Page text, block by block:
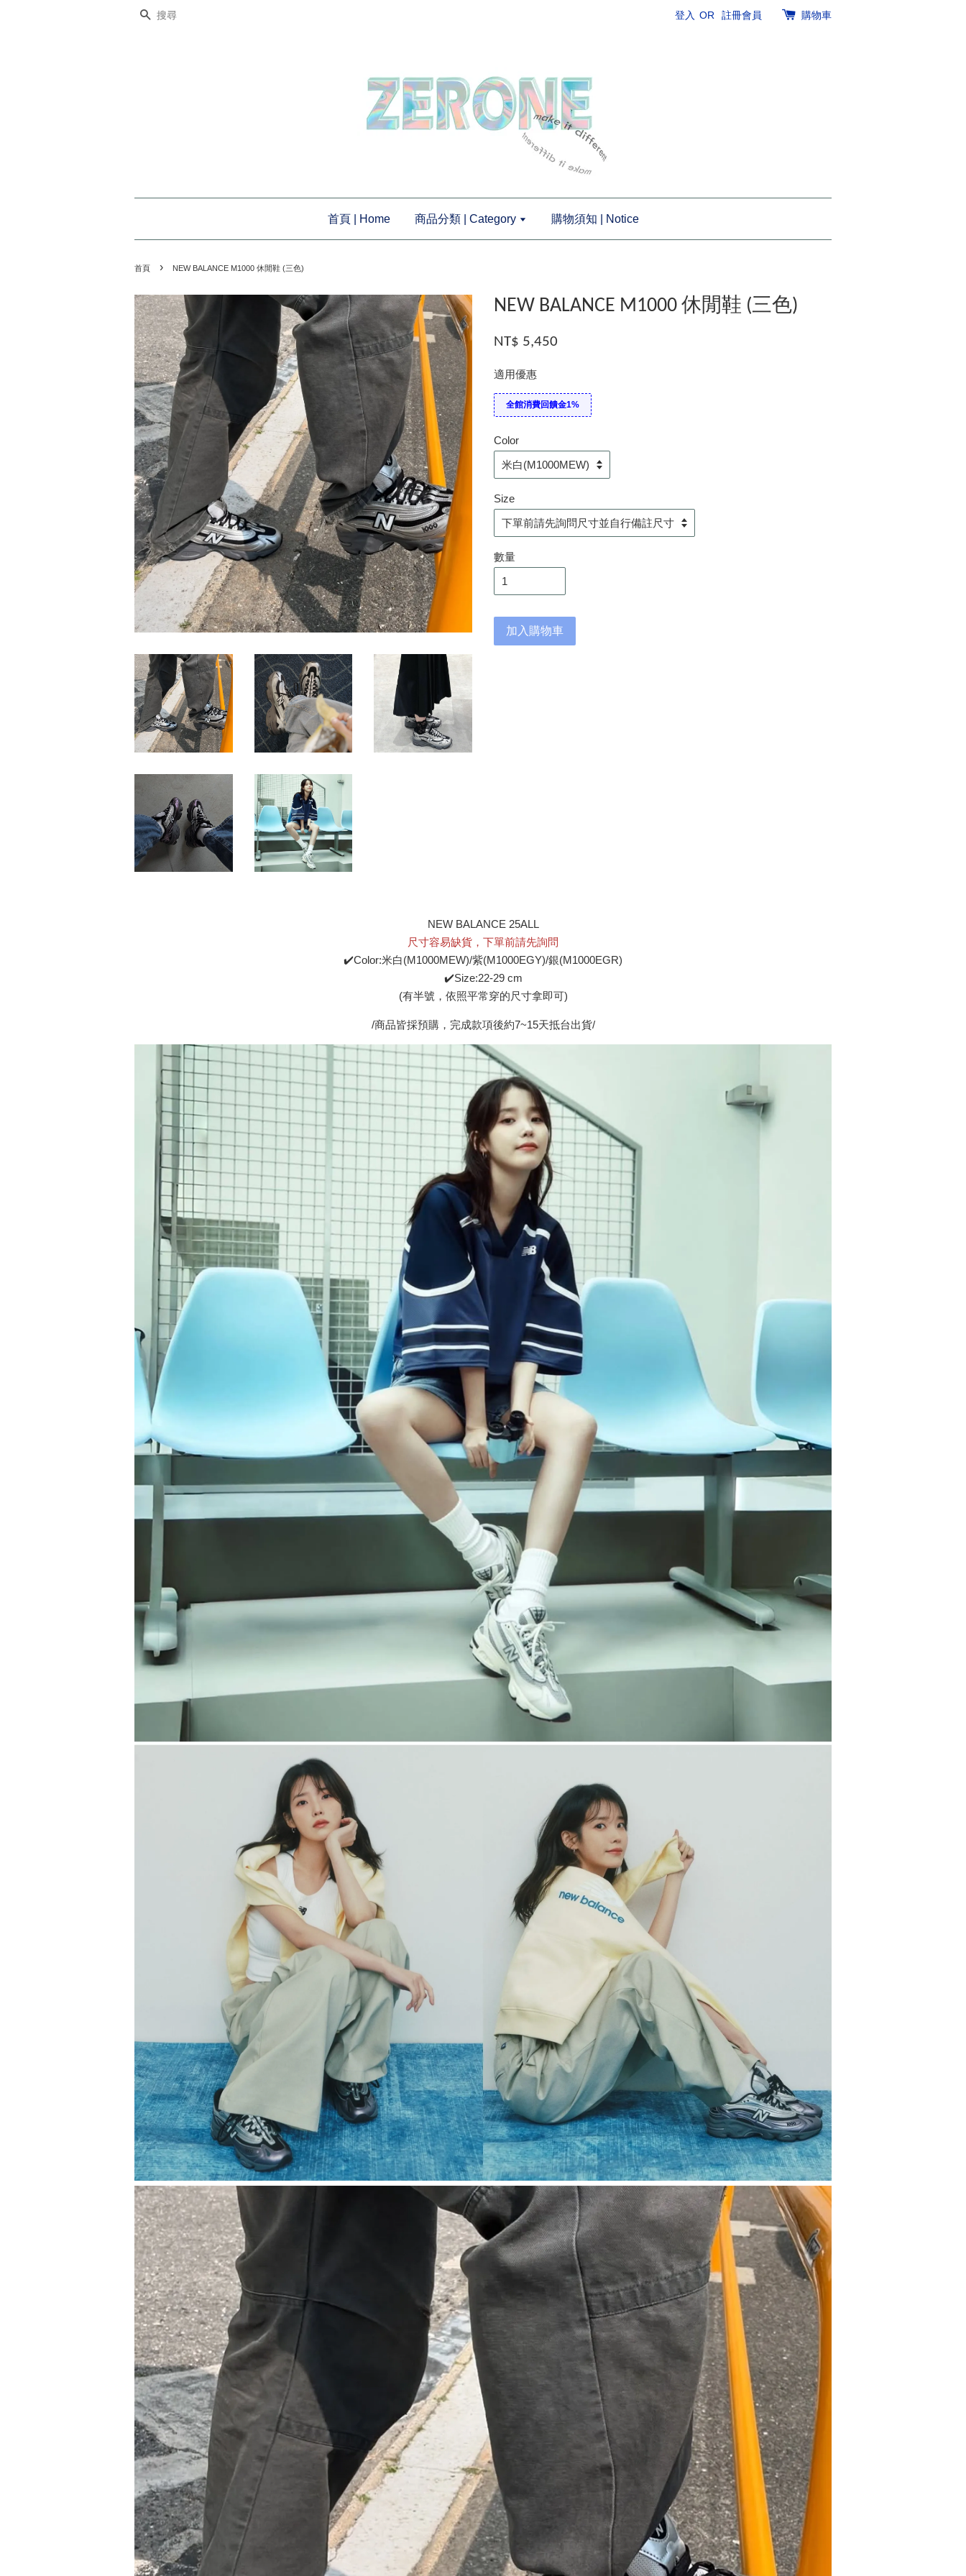
搜尋 登入 OR 註冊會員 購物車
首頁 | Home 商品分類 | Category 購物須知 | Notice
首頁 › NEW BALANCE M1000 休閒鞋 (三色)
NEW BALANCE M1000 休閒鞋 (三色)
NT$ 5,450
適用優惠
全館消費回饋金1%
Color
Size
數量
加入購物車
NEW BALANCE 25ALL
尺寸容易缺貨，下單前請先詢問
✔️Color:米白(M1000MEW)/紫(M1000EGY)/銀(M1000EGR)
✔️Size:22-29 cm
(有半號，依照平常穿的尺寸拿即可)
/商品皆採預購，完成款項後約7~15天抵台出貨/